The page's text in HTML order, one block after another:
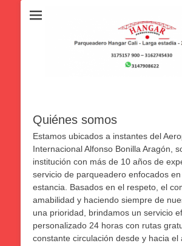
Quiénes somos
Estamos ubicados a instantes del
Internacional Alfonso Bonilla Aragón,
institución con más de 10 años de
servicio de parqueadero enfocados
estancia. Basados en el respeto, el
amabilidad y haciendo siempre de
una prioridad, brindamos un servicio
personalizado 24 horas con rutas
constante circulación desde y hacia el